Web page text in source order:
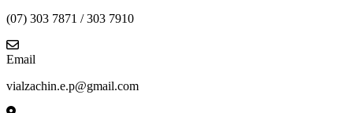
(07) 303 7871 / 303 7910
Email
vialzachin.e.p@gmail.com